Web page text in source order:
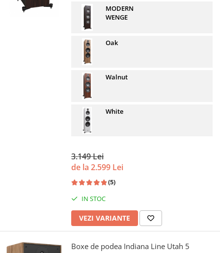
MODERN
WENGE
Oak
Walnut
White
3.149 Lei
de la 2.599 Lei
(5)
IN STOC
VEZI VARIANTE
Boxe de podea Indiana Line Utah 5